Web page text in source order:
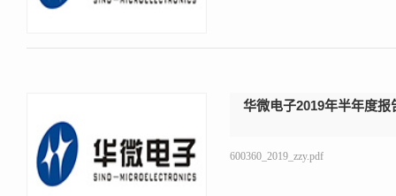
华微电子2019年半年度报
600360_2019_zzy.pdf